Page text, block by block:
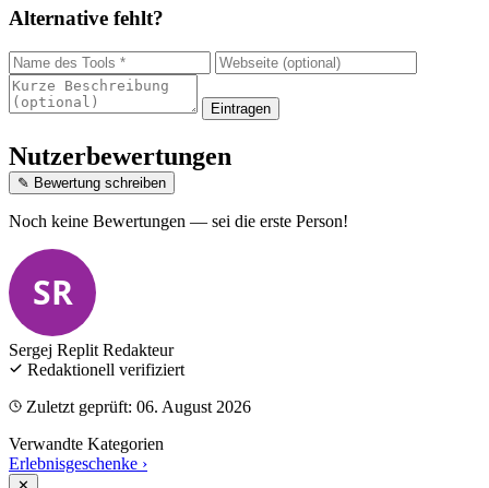
Alternative fehlt?
Eintragen
Nutzerbewertungen
✎ Bewertung schreiben
Noch keine Bewertungen — sei die erste Person!
SR
Sergej Replit Redakteur
Redaktionell verifiziert
Zuletzt geprüft: 06. August 2026
Verwandte Kategorien
Erlebnisgeschenke ›